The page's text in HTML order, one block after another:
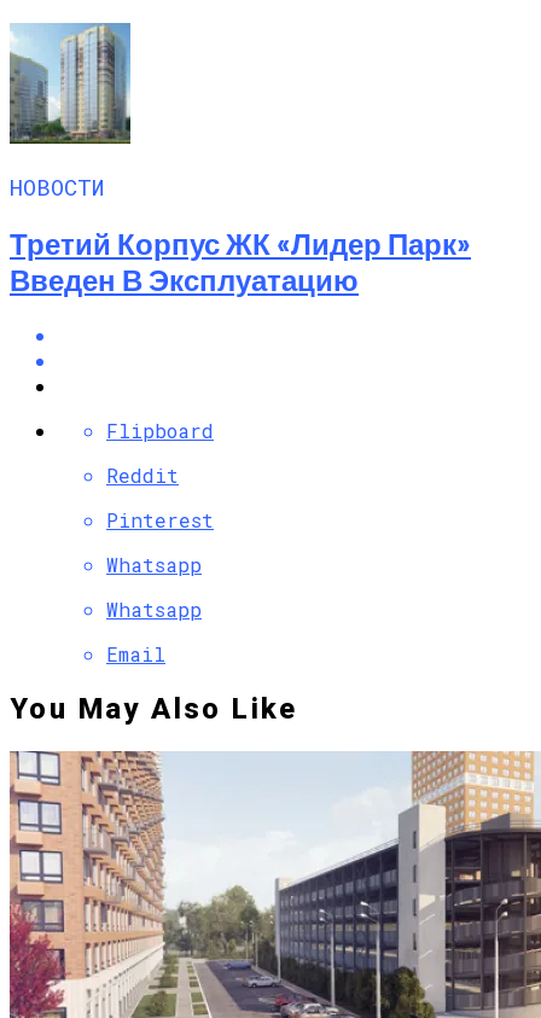
НОВОСТИ
Третий Корпус ЖК «Лидер Парк»
Введен В Эксплуатацию
Flipboard
Reddit
Pinterest
Whatsapp
Whatsapp
Email
You May Also Like